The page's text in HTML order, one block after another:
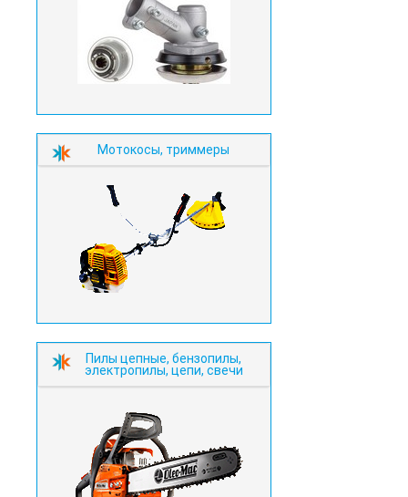
Мотокосы, триммеры
Пилы цепные, бензопилы,
электропилы, цепи, свечи